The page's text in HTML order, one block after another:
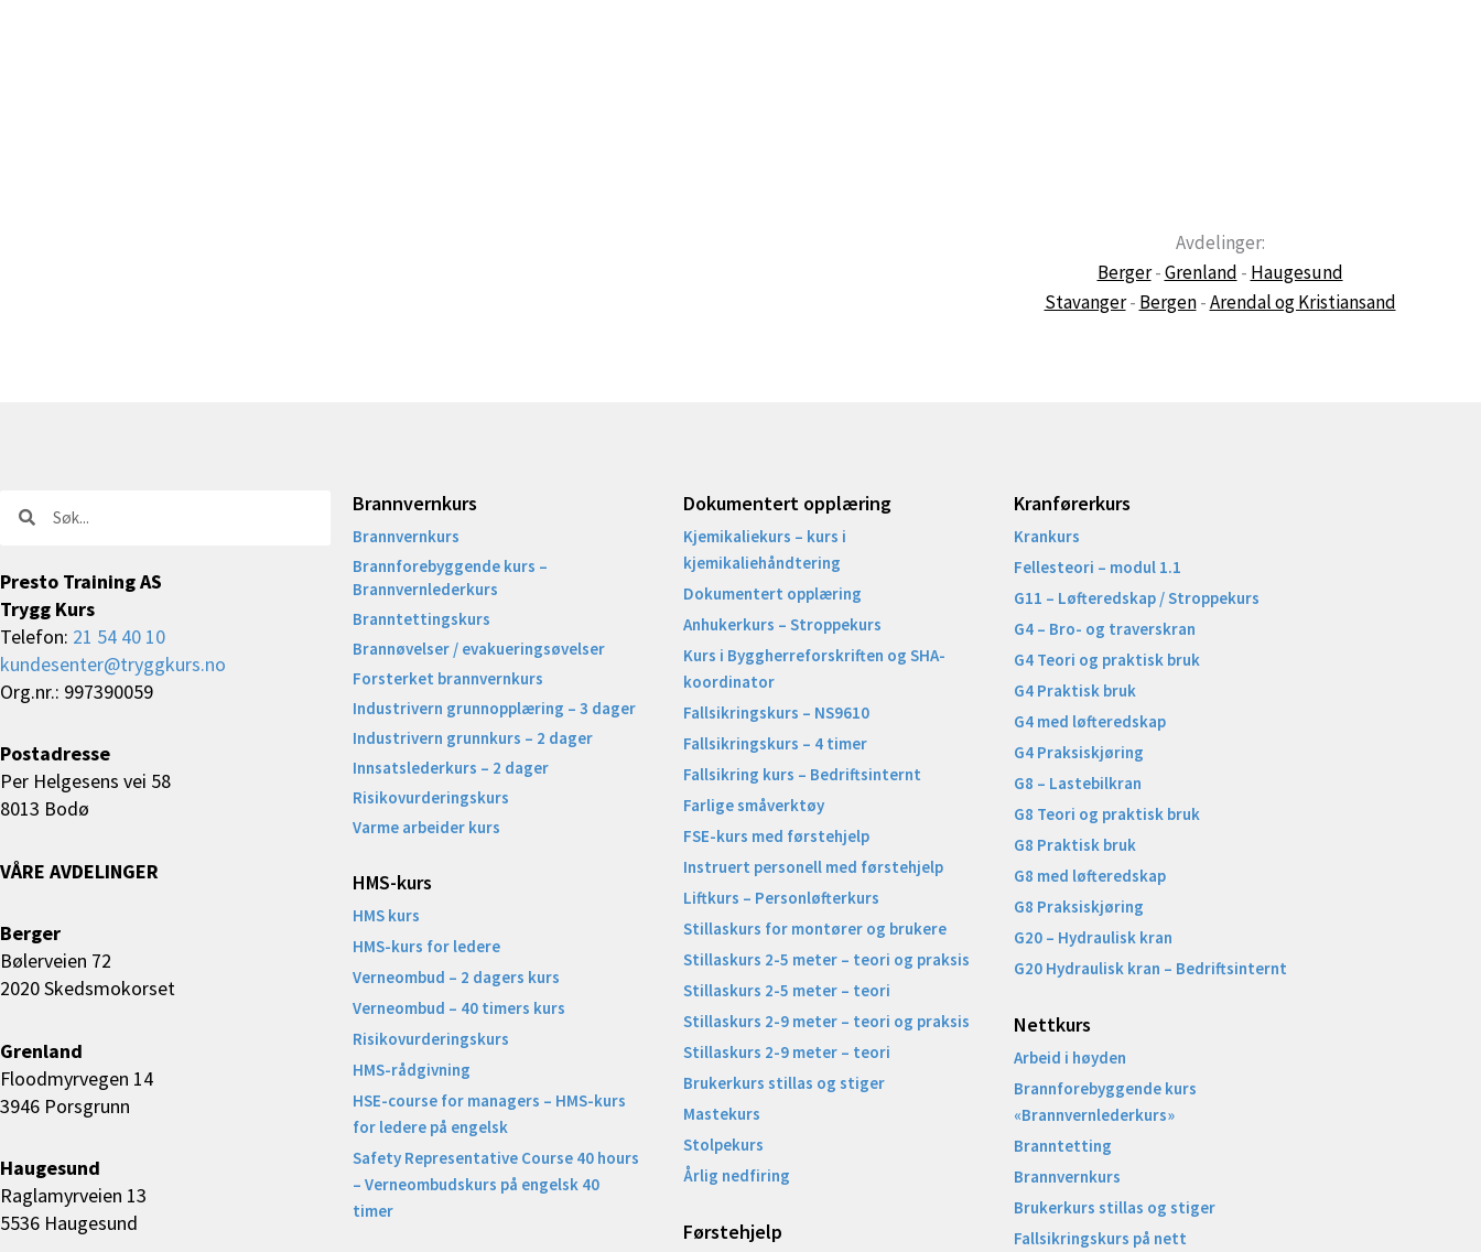
Avdelinger:
Berger-Grenland - Haugesund
Stavanger- Bergen-Arendal og Kristiansand
Søk
Presto Training AS
Trygg Kurs
Telefon: 21 54 40 10
kundesenter@tryggkurs.no
Org.nr.: 997390059
Postadresse
Per Helgesens vei 58
8013 Bodø
VÅRE AVDELINGER
Berger
Bølerveien 72
2020 Skedsmokorset
Grenland
Floodmyrvegen 14
3946 Porsgrunn
Haugesund
Raglamyrveien 13
5536 Haugesund
Brannvernkurs
Brannvernkurs
Brannforebyggende kurs –
Brannvernlederkurs
Branntettingskurs
Brannøvelser / evakueringsøvelser
Forsterket brannvernkurs
Industrivern grunnopplæring – 3 dager
Industrivern grunnkurs – 2 dager
Innsatslederkurs – 2 dager
Risikovurderingskurs
Varme arbeider kurs
HMS-kurs
HMS kurs
HMS-kurs for ledere
Verneombud – 2 dagers kurs
Verneombud – 40 timers kurs
Risikovurderingskurs
HMS-rådgivning
HSE-course for managers – HMS-kurs
for ledere på engelsk
Safety Representative Course 40 hours
– Verneombudskurs på engelsk 40
timer
Dokumentert opplæring
Kjemikaliekurs – kurs i
kjemikaliehåndtering
Dokumentert opplæring
Anhukerkurs – Stroppekurs
Kurs i Byggherreforskriften og SHA-
koordinator
Fallsikringskurs – NS9610
Fallsikringskurs – 4 timer
Fallsikring kurs – Bedriftsinternt
Farlige småverktøy
FSE-kurs med førstehjelp
Instruert personell med førstehjelp
Liftkurs – Personløfterkurs
Stillaskurs for montører og brukere
Stillaskurs 2-5 meter – teori og praksis
Stillaskurs 2-5 meter – teori
Stillaskurs 2-9 meter – teori og praksis
Stillaskurs 2-9 meter – teori
Brukerkurs stillas og stiger
Mastekurs
Stolpekurs
Årlig nedfiring
Førstehjelp
Kranførerkurs
Krankurs
Fellesteori – modul 1.1
G11 – Løfteredskap / Stroppekurs
G4 – Bro- og traverskran
G4 Teori og praktisk bruk
G4 Praktisk bruk
G4 med løfteredskap
G4 Praksiskjøring
G8 – Lastebilkran
G8 Teori og praktisk bruk
G8 Praktisk bruk
G8 med løfteredskap
G8 Praksiskjøring
G20 – Hydraulisk kran
G20 Hydraulisk kran – Bedriftsinternt
Nettkurs
Arbeid i høyden
Brannforebyggende kurs
«Brannvernlederkurs»
Branntetting
Brannvernkurs
Brukerkurs stillas og stiger
Fallsikringskurs på nett